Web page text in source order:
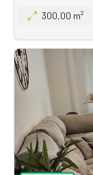
300,00 m²